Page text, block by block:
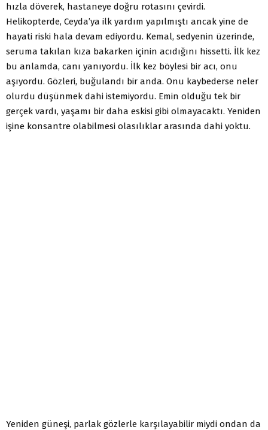
hızla döverek, hastaneye doğru rotasını çevirdi.
Helikopterde, Ceyda’ya ilk yardım yapılmıştı ancak yine de
hayati riski hala devam ediyordu. Kemal, sedyenin üzerinde,
seruma takılan kıza bakarken içinin acıdığını hissetti. İlk kez
bu anlamda, canı yanıyordu. İlk kez böylesi bir acı, onu
aşıyordu. Gözleri, buğulandı bir anda. Onu kaybederse neler
olurdu düşünmek dahi istemiyordu. Emin olduğu tek bir
gerçek vardı, yaşamı bir daha eskisi gibi olmayacaktı. Yeniden
işine konsantre olabilmesi olasılıklar arasında dahi yoktu.
Yeniden güneşi, parlak gözlerle karşılayabilir miydi ondan da